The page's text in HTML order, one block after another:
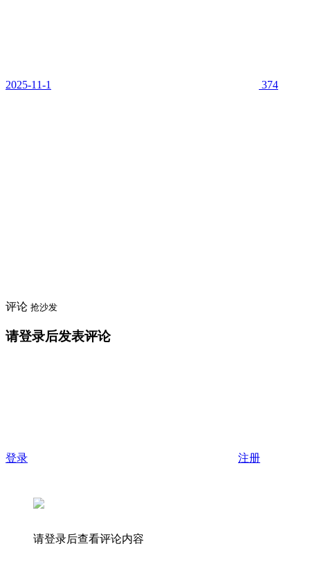
2025-11-1 374
评论 抢沙发
请登录后发表评论
登录 注册
请登录后查看评论内容